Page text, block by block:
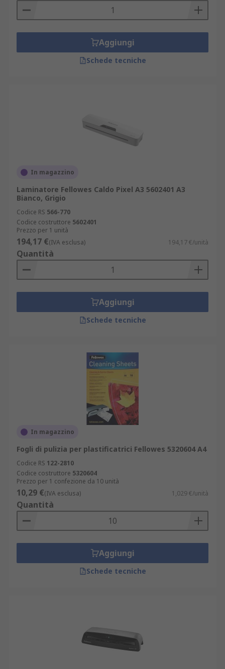
Aggiungi
Schede tecniche
In magazzino
Laminatore Fellowes Caldo Pixel A3 5602401 A3
Bianco, Grigio
Codice RS 566-770
Codice costruttore 5602401
Prezzo per 1 unità
194,17 €(IVA esclusa) 194,17 €/unità
Quantità
Aggiungi
Schede tecniche
In magazzino
Fogli di pulizia per plastificatrici Fellowes 5320604 A4
Codice RS 122-2810
Codice costruttore 5320604
Prezzo per 1 confezione da 10 unità
10,29 €(IVA esclusa) 1,029 €/unità
Quantità
Aggiungi
Schede tecniche